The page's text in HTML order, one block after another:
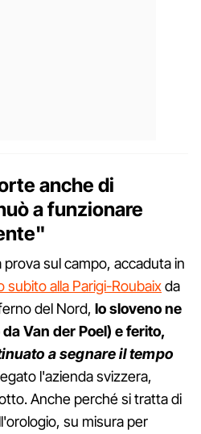
anche di
a funzionare
prova sul campo, accaduta in
subito alla Parigi-Roubaixda
del Nord, lo sloveno ne
Van der Poel) e ferito,
a segnare il tempo
l'azienda svizzera,
Anche perché si tratta di
su misura per